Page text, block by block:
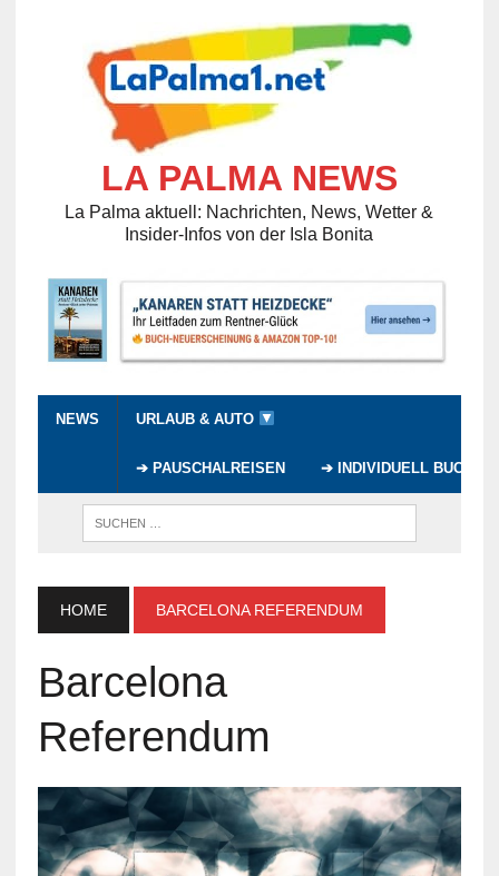
LA PALMA NEWS
La Palma aktuell: Nachrichten, News, Wetter &
Insider-Infos von der Isla Bonita
NEWS URLAUB & AUTO
➔ PAUSCHALREISEN ➔ INDIVIDUELL BUCHEN
HOME BARCELONA REFERENDUM
Barcelona
Referendum